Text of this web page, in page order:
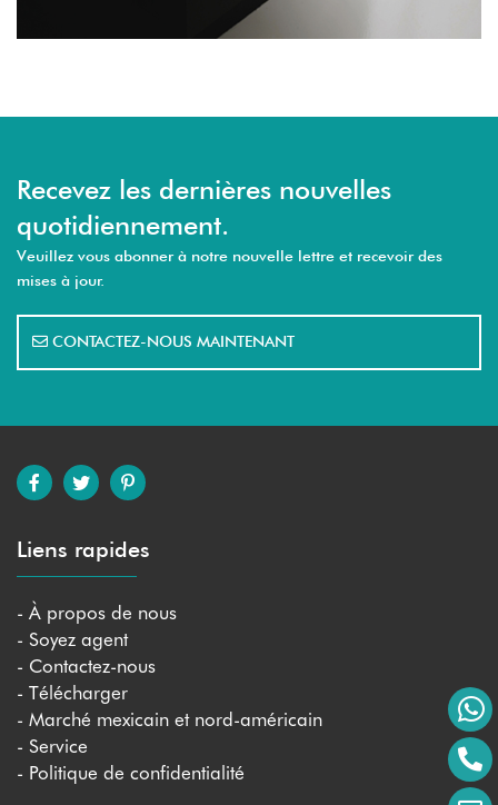
Recevez les dernières nouvelles
quotidiennement.
Veuillez vous abonner à notre nouvelle lettre et recevoir des
mises à jour.
CONTACTEZ-NOUS MAINTENANT
Liens rapides
- À propos de nous
- Soyez agent
- Contactez-nous
- Télécharger
- Marché mexicain et nord-américain
- Service
- Politique de confidentialité